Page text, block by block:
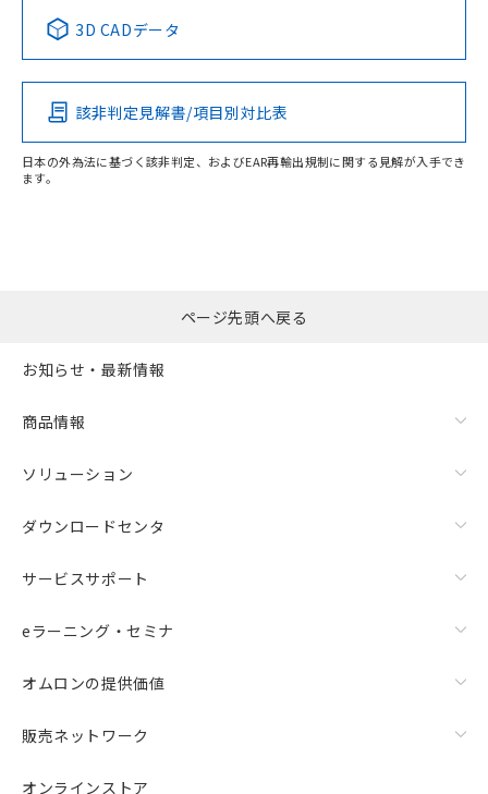
Pb Hg Cd Cr(VI)
O
この製品のRoHS/REACH対応状況ページへ
この製品の規格認証/適合状況ページへ
その他の認証はこちらのページからご検索ください
3D CADデータ
該非判定見解書/項目別対比表
日本の外為法に基づく該非判定、およびEAR再輸出規制に関する見解が入手でき
ます。
ページ先頭へ戻る
お知らせ・最新情報
商品情報
ソリューション
ダウンロードセンタ
サービスサポート
eラーニング・セミナ
オムロンの提供価値
販売ネットワーク
オンラインストア